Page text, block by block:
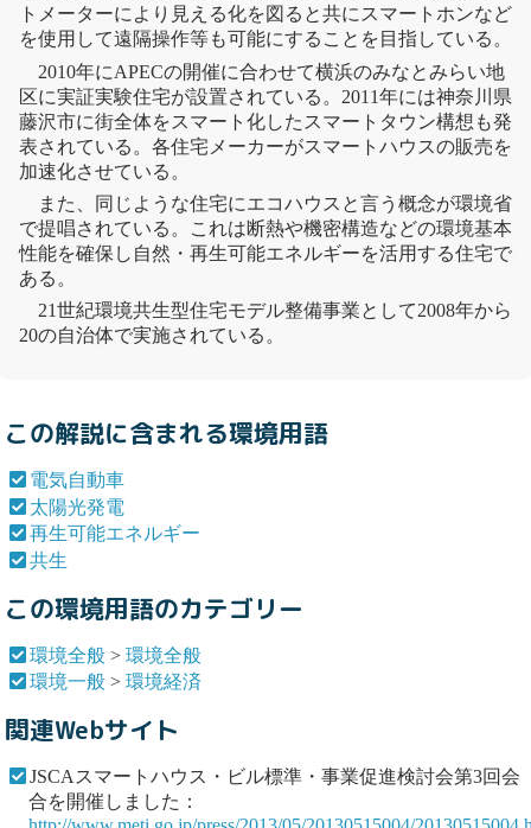
トメーターにより見える化を図ると共にスマートホンなど
を使用して遠隔操作等も可能にすることを目指している。
2010年にAPECの開催に合わせて横浜のみなとみらい地
区に実証実験住宅が設置されている。2011年には神奈川県
藤沢市に街全体をスマート化したスマートタウン構想も発
表されている。各住宅メーカーがスマートハウスの販売を
加速化させている。
また、同じような住宅にエコハウスと言う概念が環境省
で提唱されている。これは断熱や機密構造などの環境基本
性能を確保し自然・ 再生可能エネルギーを活用する住宅で
ある。
21世紀環境共生型住宅モデル整備事業として2008年から
20の自治体で実施されている。
この解説に含まれる環境用語
電気自動車
太陽光発電
再生可能エネルギー
共生
この環境用語のカテゴリー
環境全般 >環境全般
環境一般 >環境経済
関連Webサイト
JSCAスマートハウス・ビル標準・事業促進検討会第3回会
合を開催しました：